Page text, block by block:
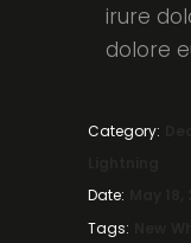
irure
dolore
Category:
Date:
Tags: